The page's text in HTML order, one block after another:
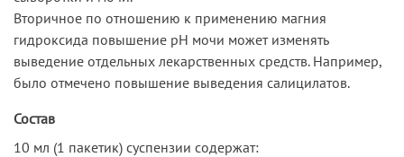
Вторичное по отношению к применению магния
гидроксида повышение рН мочи может изменять
выведение отдельных лекарственных средств. Например,
было отмечено повышение выведения салицилатов.
Состав
10 мл (1 пакетик) суспензии содержат: